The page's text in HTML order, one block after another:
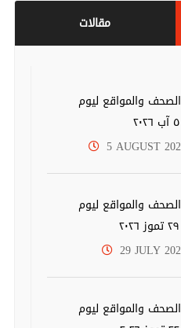
مقالات
والمواقع ليوم
5 AUGUST
والمواقع ليوم
29 JULY
والمواقع ليوم